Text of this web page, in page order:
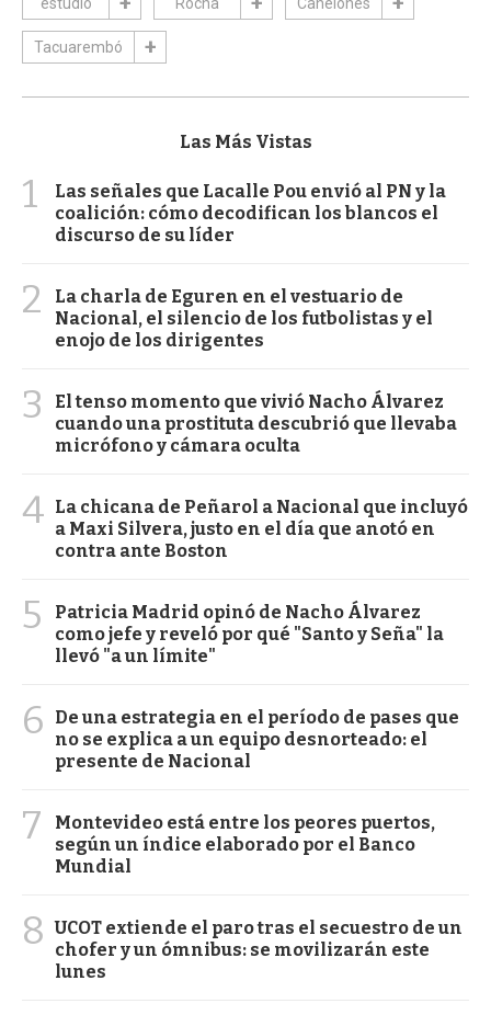
Tacuarembó
Las Más Vistas
1
Las señales que Lacalle Pou envió al PN y la
coalición: cómo decodifican los blancos el
discurso de su líder
2
La charla de Eguren en el vestuario de
Nacional, el silencio de los futbolistas y el
enojo de los dirigentes
3
El tenso momento que vivió Nacho Álvarez
cuando una prostituta descubrió que llevaba
micrófono y cámara oculta
4 La chicana de Peñarol a Nacional que incluyó
a Maxi Silvera, justo en el día que anotó en
contra ante Boston
5
Patricia Madrid opinó de Nacho Álvarez
como jefe y reveló por qué "Santo y Seña" la
llevó "a un límite"
6
De una estrategia en el período de pases que
no se explica a un equipo desnorteado: el
presente de Nacional
7
Montevideo está entre los peores puertos,
según un índice elaborado por el Banco
Mundial
8 UCOT extiende el paro tras el secuestro de un
chofer y un ómnibus: se movilizarán este
lunes